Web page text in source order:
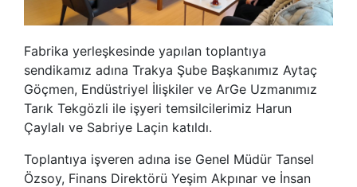
Fabrika yerleşkesinde yapılan toplantıya
sendikamız adına Trakya Şube Başkanımız Aytaç
Göçmen, Endüstriyel İlişkiler ve ArGe Uzmanımız
Tarık Tekgözli ile işyeri temsilcilerimiz Harun
Çaylalı ve Sabriye Laçin katıldı.
Toplantıya işveren adına ise Genel Müdür Tansel
Özsoy, Finans Direktörü Yeşim Akpınar ve İnsan